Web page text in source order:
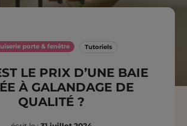
porte & fenêtre Tutoriels
LE PRIX D’UNE BAIE
À GALANDAGE DE
QUALITÉ ?